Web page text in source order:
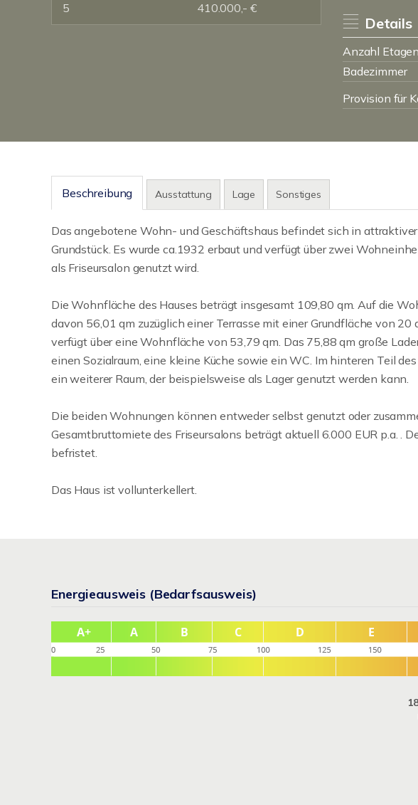
5
410.000,- €
Details
Anzahl Etagen
Badezimmer
Provision für
Beschreibung Ausstattung Lage Sonstiges
Das angebotene Wohn- und Geschäftshaus befindet sich in
Grundstück. Es wurde ca.1932 erbaut und verfügt über zwei
als Friseursalon genutzt wird.
Die Wohnfläche des Hauses beträgt insgesamt 109,80 qm. Auf die
davon 56,01 qm zuzüglich einer Terrasse mit einer Grundfläche von
verfügt über eine Wohnfläche von 53,79 qm. Das 75,88 qm große
einen Sozialraum, eine kleine Küche sowie ein WC. Im hinteren Teil
ein weiterer Raum, der beispielsweise als Lager genutzt werden kann.
Die beiden Wohnungen können entweder selbst genutzt oder
Gesamtbruttomiete des Friseursalons beträgt aktuell 6.000 EUR p.a. .
befristet.
Das Haus ist vollunterkellert.
Energieausweis (Bedarfsausweis)